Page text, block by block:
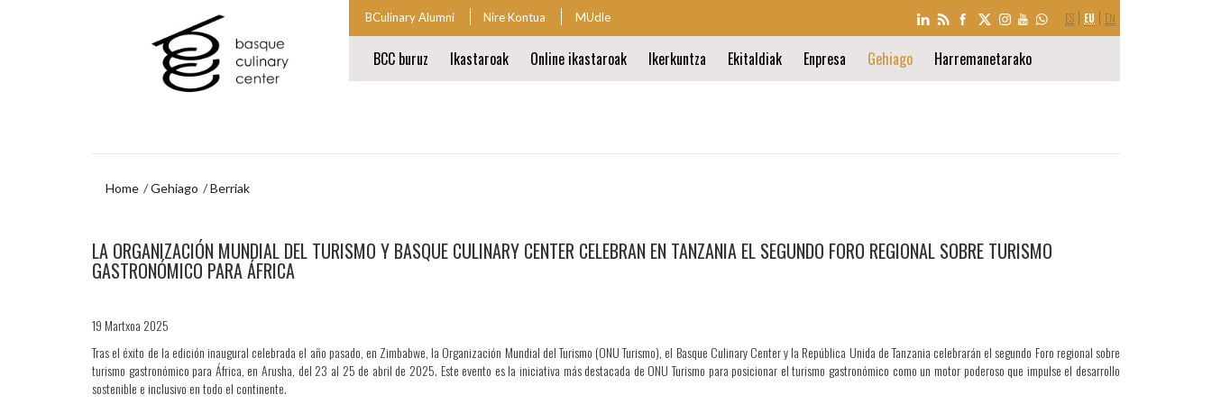
HIZKUNTZA
AUKERA
ES EU EN
BCulinary Alumni Nire Kontua MUdle
nagusia
hasten
BCC buruz Ikastaroak Online ikastaroak Ikerkuntza Ekitaldiak Enpresa Gehiago
Harremanetarako
Home Gehiago Berriak
menura
joan
LA ORGANIZACIÓN MUNDIAL DEL TURISMO Y BASQUE CULINARY CENTER CELEBRAN EN TANZANIA EL SEGUNDO FORO REGIONAL SOBRE TURISMO
GASTRONÓMICO PARA ÁFRICA
19 Martxoa 2025
Tras el éxito de la edición inaugural celebrada el año pasado, en Zimbabwe, la Organización Mundial del Turismo (ONU Turismo), el Basque Culinary Center y la República Unida de Tanzania celebrarán el segundo Foro regional sobre
turismo gastronómico para África, en Arusha, del 23 al 25 de abril de 2025. Este evento es la iniciativa más destacada de ONU Turismo para posicionar el turismo gastronómico como un motor poderoso que impulse el desarrollo
sostenible e inclusivo en todo el continente.